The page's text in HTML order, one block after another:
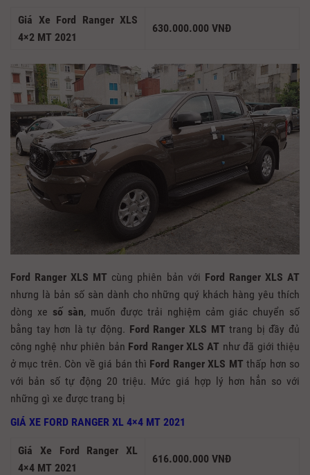
Giá Xe Ford Ranger XLS
4×2 MT 2021
630.000.000 VNĐ
Ford Ranger XLS MT cùng phiên bản với Ford Ranger XLS AT
nhưng là bản số sàn dành cho những quý khách hàng yêu thích
dòng xe số sàn, muốn được trải nghiệm cảm giác chuyển số
bằng tay hơn là tự động. Ford Ranger XLS MT trang bị đầy đủ
công nghệ như phiên bản Ford Ranger XLS AT như đã giới thiệu
ở mục trên. Còn về giá bán thì Ford Ranger XLS MT thấp hơn so
với bản số tự động 20 triệu. Mức giá hợp lý hơn hẳn so với
những gì xe được trang bị
GIÁ XE FORD RANGER XL 4×4 MT 2021
Giá Xe Ford Ranger XL
4×4 MT 2021
616.000.000 VNĐ